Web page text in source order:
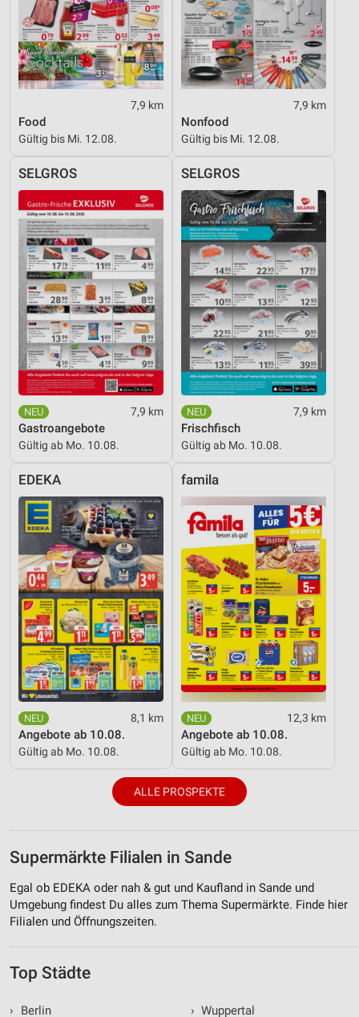
7,9 km
Food
Gültig bis Mi. 12.08.
7,9 km
Nonfood
Gültig bis Mi. 12.08.
SELGROS
7,9 km
Gastroangebote
Gültig ab Mo. 10.08.
SELGROS
7,9 km
Frischfisch
Gültig ab Mo. 10.08.
EDEKA
8,1 km
Angebote ab 10.08.
Gültig ab Mo. 10.08.
famila
12,3 km
Angebote ab 10.08.
Gültig ab Mo. 10.08.
ALLE PROSPEKTE
Supermärkte Filialen in Sande
Egal ob EDEKA oder nah & gut und Kaufland in Sande und
Umgebung findest Du alles zum Thema Supermärkte. Finde hier
Filialen und Öffnungszeiten.
Top Städte
›
Berlin
› Wuppertal